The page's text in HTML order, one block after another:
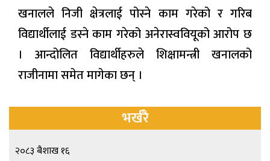
खनालले निजी क्षेत्रलाई पोस्ने काम गरेको र गरिब
विद्यार्थीलाई डस्ने काम गरेको अनेरास्ववियूको आरोप छ
। आन्दोलित विद्यार्थीहरुले शिक्षामन्त्री खनालको
राजीनामा समेत मागेका छन् ।
भर्खरै
२०८३ बैशाख १६